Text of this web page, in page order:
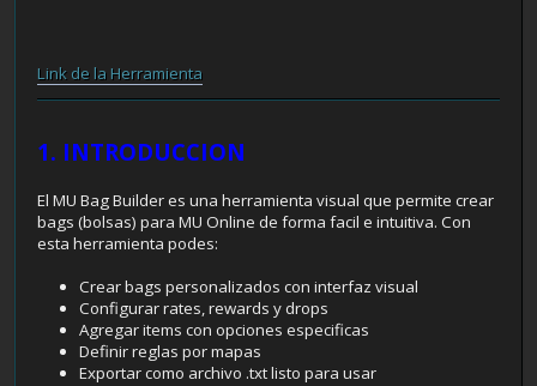
Link de la Herramienta
1. INTRODUCCION
El MU Bag Builder es una herramienta visual que permite crear
bags (bolsas) para MU Online de forma facil e intuitiva. Con
esta herramienta podes:
Crear bags personalizados con interfaz visual
Configurar rates, rewards y drops
Agregar items con opciones especificas
Definir reglas por mapas
Exportar como archivo .txt listo para usar